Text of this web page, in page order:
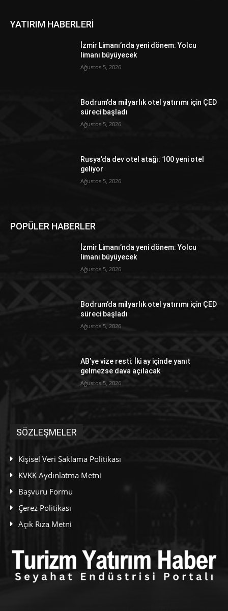
YATIRIM HABERLERİ
İzmir Limanı’nda yeni dönem: Yolcu
limanı büyüyecek
Ağustos 5, 2026
Bodrum’da milyarlık otel yatırımı için ÇED
süreci başladı
Ağustos 5, 2026
Rusya’da dev otel atağı: 100 yeni otel
geliyor
Ağustos 5, 2026
POPÜLER HABERLER
İzmir Limanı’nda yeni dönem: Yolcu
limanı büyüyecek
Ağustos 5, 2026
Bodrum’da milyarlık otel yatırımı için ÇED
süreci başladı
Ağustos 5, 2026
AB’ye vize resti: İki ay içinde yanıt
gelmezse dava açılacak
Ağustos 5, 2026
SÖZLEŞMELER
Kişisel Veri Saklama Politikası
KVKK Aydınlatma Metni
Başvuru Formu
Çerez Politikası
Açık Rıza Metni